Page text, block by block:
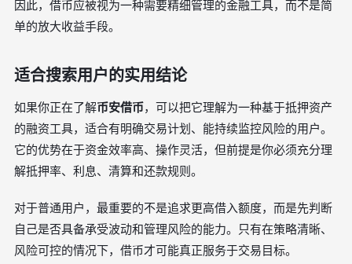
因此，借币应被视为一种需要精细管理的金融工具，而不是简
单的放大收益手段。
适合搜索用户的实用结论
如果你正在了解币安借币，可以把它理解为一种基于抵押资产
的融资工具，适合有明确交易计划、能持续监控风险的用户。
它的优势在于资金效率高、操作灵活，但前提是你必须充分理
解抵押率、利息、清算和还款规则。
对于普通用户，最重要的不是追求更高借入额度，而是先判断
自己是否具备承受波动和管理风险的能力。只有在策略清晰、
风险可控的情况下，借币才可能真正服务于交易目标。